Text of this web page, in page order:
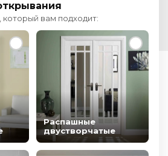
вам подходит:
Распашные
двустворчатые